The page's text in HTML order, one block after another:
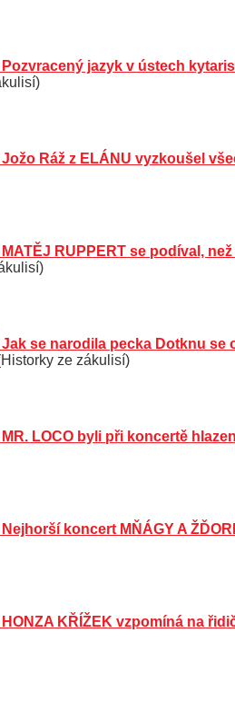
jazyk v ústech
Ráž z ELÁNU vyzkoušel
RUPPERT se podíval,
se narodila pecka Dotknu se
ze zákulisí)
LOCO byli při koncertě
koncert MŇÁGY A
KŘÍŽEK vzpomíná na